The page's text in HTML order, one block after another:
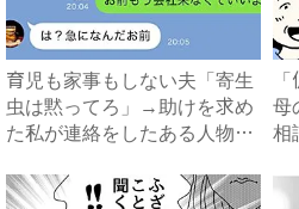
育児も家事もしない夫「寄生
虫は黙ってろ」→助けを求め
た私が連絡をしたある人物と
母
相